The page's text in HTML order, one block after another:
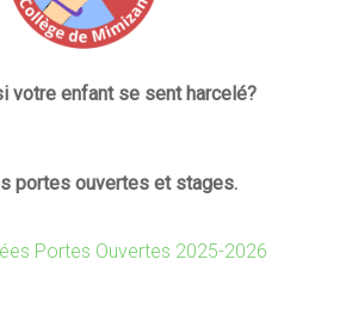
votre enfant se sent harcelé?
portes ouvertes et stages.
Portes Ouvertes 2025-2026